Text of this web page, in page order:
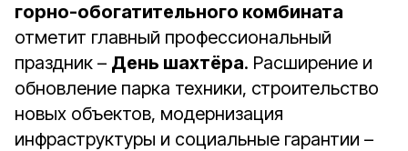
горно-обогатительного комбината
отметит главный профессиональный
праздник – День шахтёра. Расширение и
обновление парка техники, строительство
новых объектов, модернизация
инфраструктуры и социальные гарантии –